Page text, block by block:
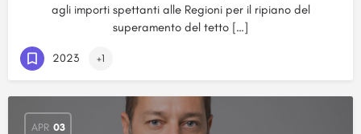
agli importi spettanti alle Regioni per il ripiano del
superamento del tetto […]
2023 +1
APR 03